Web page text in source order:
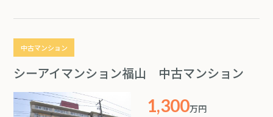
辺は静かで ゆったりとした暮らしを実現できます(^^)
中古マンション
シーアイマンション福山 中古マンション
1,300万円